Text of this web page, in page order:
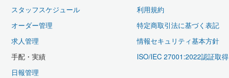
スタッフスケジュール
オーダー管理
求人管理
手配・実績
日報管理
利用規約
特定商取引法に基づく表記
情報セキュリティ基本方針
ISO/IEC 27001:2022認証取得